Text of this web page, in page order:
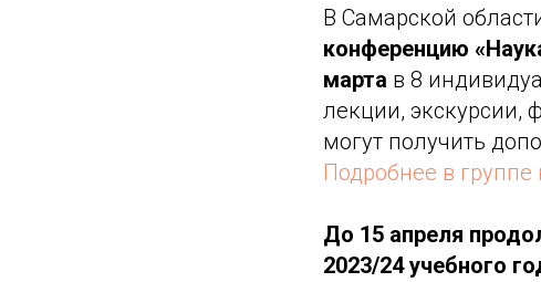
В Самарской
конференцию
марта в 8
лекции, экскурсии,
могут получить
Подробнее в
До 15 апреля
2023/24 учебного